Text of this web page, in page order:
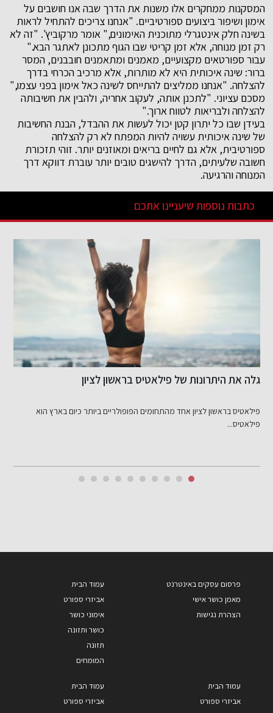
המסקנות ממחקרים אלו משנות את הדרך שבה אנו חושבים על
אימון ושיפור ביצועים ספורטיביים. "אנחנו צריכים להתחיל לראות
בשינה חלק אינטגרלי מתוכנית האימונים," אומר מרקוביץ'. "זה לא
רק זמן מנוחה, אלא זמן קריטי שבו הגוף מתכונן לאתגר הבא."
עבור ספורטאים מקצועיים, מאמנים ומתאמנים חובבנים, המסר
ברור: שינה איכותית היא לא מותרות, אלא מרכיב הכרחי בדרך
להצלחה. "אנחנו ממליצים להתייחס לשינה כאל אימון בפני עצמו,"
מסכם עציוני. "לתכנן אותה, לעקוב אחריה, ולהבין את חשיבותה
להצלחה ולבריאות לטווח ארוך."
בעידן שבו כל יתרון קטן יכול לעשות את ההבדל, הבנת החשיבות
של שינה איכותית עשויה להיות המפתח לא רק להצלחה
ספורטיבית, אלא גם לחיים בריאים ומאוזנים יותר. זוהי תזכורת
חשובה שלעיתים, הדרך להישגים טובים יותר עוברת דווקא דרך
המנוחה והרגיעה.
כתבות נוספות שיעניינו אתכם
גלה את היתרונות של פילאטיס בראשון לציון
פילאטיס בראשון לציון אחד מהתחומים הפופולריים ביותר כיום בארץ הוא
פילאטיס...
פרסום עסקים באינטרנט
מאמן כושר אישי
הצהרת נגישות
עמוד הבית
אביזרי ספורט
אימוני כושר
כושר ותזונה
תזונה
המומחים
עמוד הבית
אביזרי ספורט
עמוד הבית
אביזרי ספורט